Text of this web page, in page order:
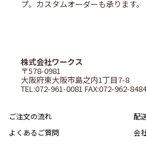
プ。カスタムオーダーも承ります。
株式会社ワークス
〒578-0981
大阪府東大阪市島之内1丁目7-8
TEL:072-961-0081 FAX:072-962-8484
ご注文の流れ
配
よくあるご質問
会